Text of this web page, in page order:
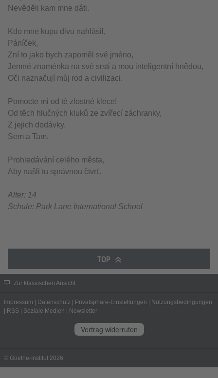
Nevěděli kam mne dáti.
Kdo mne kupu divu nahlásil,
Páníček,
Zní to jako bych zapoměl své jméno,
Jemné znaménka na své srsti a mou inteligentní hnědou,
Oči naznačují můj rod a civilizaci.
Pomocte mi od té zlostné klece!
Od těch hlučných kluků ze zvířecí záchranky,
Z jejich dodávky.
Sem a Tam.
Prohledávání celého města,
Aby našli tu správnou čtvrť.
Alter: 14
Schule: Park Lane International School
TOP
Zur klassischen Ansicht
Impressum Datenschutz Privatsphäre-Einstellungen
Nutzungsbedingungen
RSS Soziale Medien Newsletter
Vertrag widerrufen
© Goethe-Institut 2026